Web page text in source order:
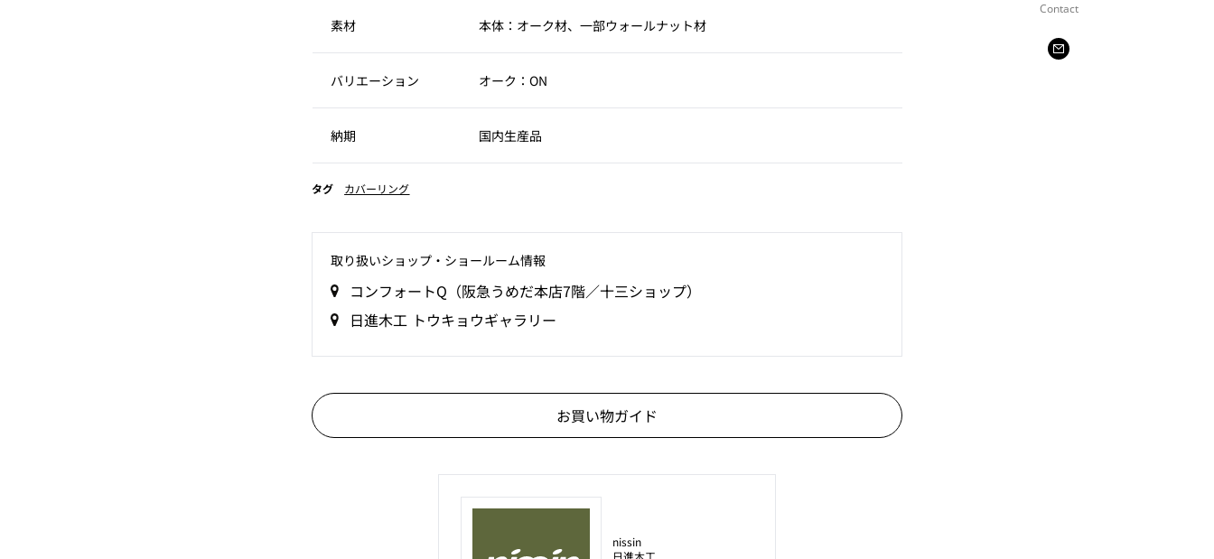
Contact
素材 本体：オーク材、一部ウォールナット材
バリエーション オーク：ON
納期 国内生産品
タグ カバーリング
取り扱いショップ‧ショールーム情報
コンフォートQ（阪急うめだ本店7階／十三ショップ）
日進木工 トウキョウギャラリー
お買い物ガイド
nissin